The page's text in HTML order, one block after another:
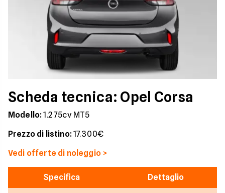
Scheda tecnica: Opel Corsa
Modello:1.2 75cv MT5
Prezzo di listino:17.300€
Vedi offerte di noleggio >
Specifica Dettaglio